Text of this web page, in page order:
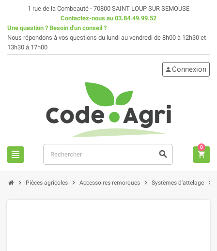
1 rue de la Combeauté - 70800 SAINT LOUP SUR SEMOUSE
Contactez-nous au 03.84.49.99.52
Une question ? Besoin d'un conseil ?
Nous répondons à vos questions du lundi au vendredi de 8h00 à 12h30 et
13h30 à 17h00
view_headline search
person Connexion
shopping_cart
0
chevron_right Pièces agricoles chevron_right Accessoires remorques chevron_right Systèmes d'attelage chevron_right